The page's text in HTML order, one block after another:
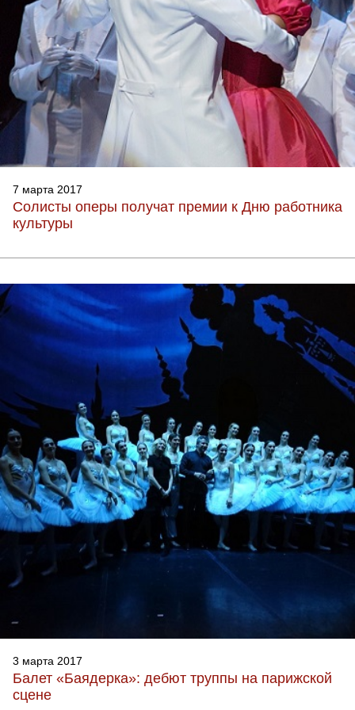
7 марта 2017
Солисты оперы получат премии к Дню работника
культуры
3 марта 2017
Балет «Баядерка»: дебют труппы на парижской
сцене